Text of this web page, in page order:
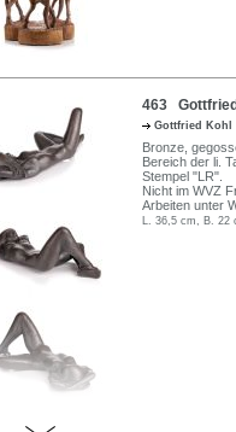
463
Gottfried Kohl
Bronze,
Bereich der li.
Stempel "LR".
Nicht im WVZ
Arbeiten unter
L. 36,5 cm, B. 22